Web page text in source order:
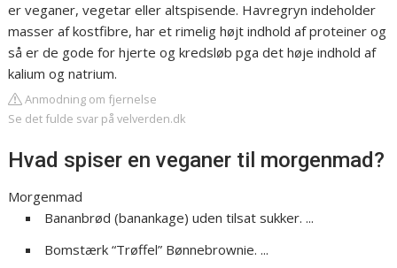
er veganer, vegetar eller altspisende. Havregryn indeholder
masser af kostfibre, har et rimelig højt indhold af proteiner og
så er de gode for hjerte og kredsløb pga det høje indhold af
kalium og natrium.
Anmodning om fjernelse
Se det fulde svar på velverden.dk
Hvad spiser en veganer til morgenmad?
Morgenmad
Bananbrød (banankage) uden tilsat sukker. ...
Bomstærk “Trøffel” Bønnebrownie. ...